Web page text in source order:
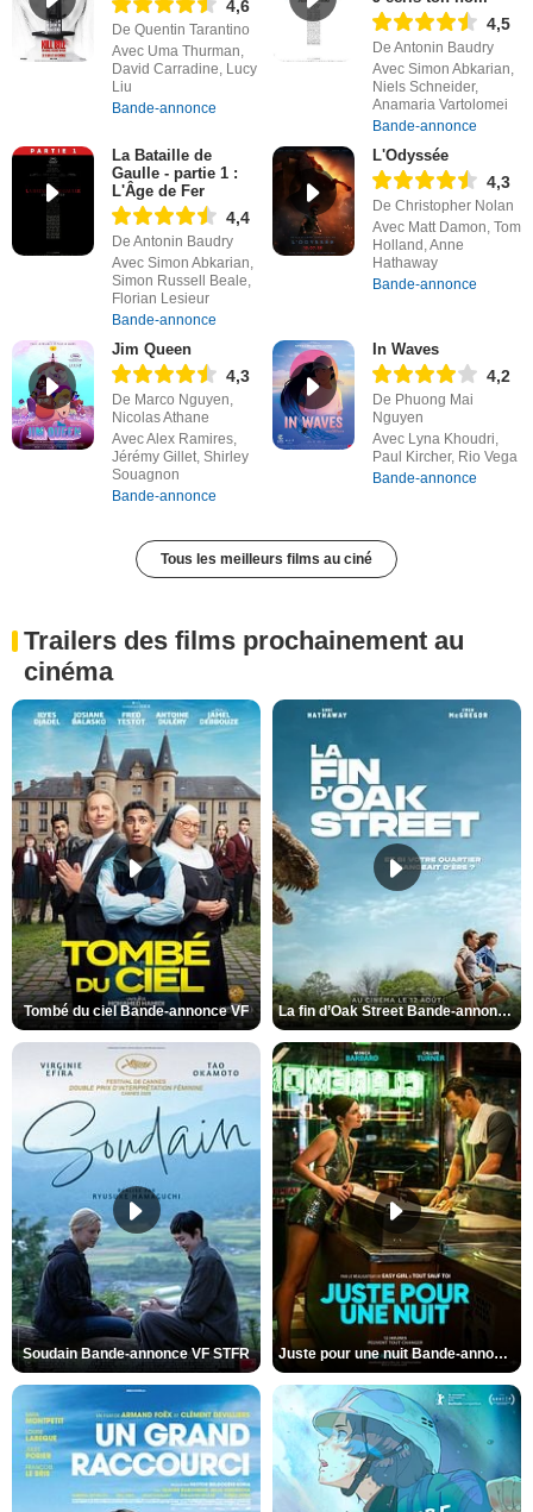
4,6
De Quentin Tarantino
Avec Uma Thurman,
David Carradine, Lucy
Liu
Bande-annonce
4,5
De Antonin Baudry
Avec Simon Abkarian,
Niels Schneider,
Anamaria Vartolomei
Bande-annonce
La Bataille de
Gaulle - partie 1 :
L'Âge de Fer
4,4
De Antonin Baudry
Avec Simon Abkarian,
Simon Russell Beale,
Florian Lesieur
Bande-annonce
L'Odyssée
4,3
De Christopher Nolan
Avec Matt Damon, Tom
Holland, Anne
Hathaway
Bande-annonce
Jim Queen
4,3
De Marco Nguyen,
Nicolas Athane
Avec Alex Ramires,
Jérémy Gillet, Shirley
Souagnon
Bande-annonce
In Waves
4,2
De Phuong Mai
Nguyen
Avec Lyna Khoudri,
Paul Kircher, Rio Vega
Bande-annonce
Tous les meilleurs films au ciné
Trailers des films prochainement au
cinéma
Tombé du ciel Bande-annonce VF La fin d’Oak Street Bande-annonce VO STFR
Soudain Bande-annonce VF STFR Juste pour une nuit Bande-annonce VO STFR